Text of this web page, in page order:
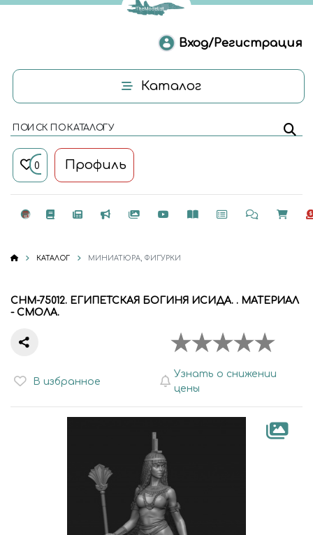
Вход/Регистрация
Каталог
ПОИСК ПО КАТАЛОГУ
0 Профиль
КАТАЛОГ МИНИАТЮРА, ФИГУРКИ
CHM-75012. ЕГИПЕТСКАЯ БОГИНЯ ИСИДА. . МАТЕРИАЛ
- СМОЛА.
В избранное
Узнать о снижении
цены